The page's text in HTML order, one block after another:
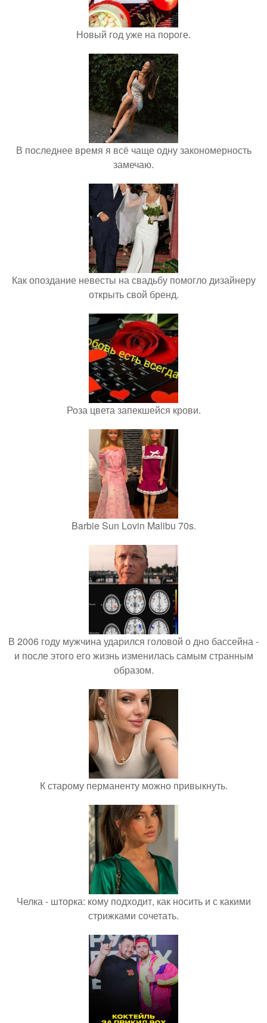
Новый год уже на пороге.
В последнее время я всё чаще одну закономерность
замечаю.
Как опоздание невесты на свадьбу помогло дизайнеру
открыть свой бренд.
Роза цвета запекшейся крови.
Barbie Sun Lovin Malibu 70s.
В 2006 году мужчина ударился головой о дно бассейна -
и после этого его жизнь изменилась самым странным
образом.
К старому перманенту можно привыкнуть.
Челка - шторка: кому подходит, как носить и с какими
стрижками сочетать.